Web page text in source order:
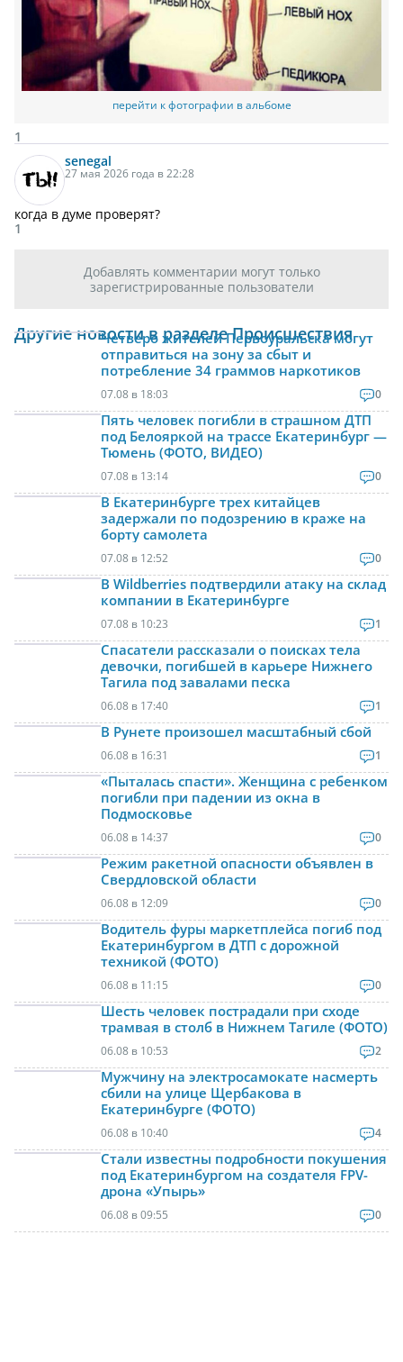
перейти к фотографии в альбоме
1
senegal
27 мая 2026 года в 22:28
когда в думе проверят?
1
Добавлять комментарии могут только
зарегистрированные пользователи
Другие новости в разделе Происшествия
Четверо жителей Первоуральска могут
отправиться на зону за сбыт и
потребление 34 граммов наркотиков
07.08 в 18:03 0
Пять человек погибли в страшном ДТП
под Белояркой на трассе Екатеринбург —
Тюмень (ФОТО, ВИДЕО)
07.08 в 13:14 0
В Екатеринбурге трех китайцев
задержали по подозрению в краже на
борту самолета
07.08 в 12:52 0
В Wildberries подтвердили атаку на склад
компании в Екатеринбурге
07.08 в 10:23 1
Спасатели рассказали о поисках тела
девочки, погибшей в карьере Нижнего
Тагила под завалами песка
06.08 в 17:40 1
В Рунете произошел масштабный сбой
06.08 в 16:31 1
«Пыталась спасти». Женщина с ребенком
погибли при падении из окна в
Подмосковье
06.08 в 14:37 0
Режим ракетной опасности объявлен в
Свердловской области
06.08 в 12:09 0
Водитель фуры маркетплейса погиб под
Екатеринбургом в ДТП с дорожной
техникой (ФОТО)
06.08 в 11:15 0
Шесть человек пострадали при сходе
трамвая в столб в Нижнем Тагиле (ФОТО)
06.08 в 10:53 2
Мужчину на электросамокате насмерть
сбили на улице Щербакова в
Екатеринбурге (ФОТО)
06.08 в 10:40 4
Стали известны подробности покушения
под Екатеринбургом на создателя FPV-
дрона «Упырь»
06.08 в 09:55 0